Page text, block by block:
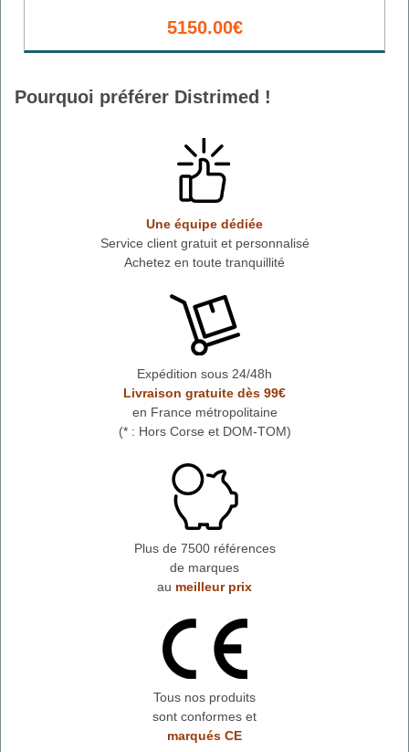
5150.00€
Pourquoi préférer Distrimed !
Une équipe dédiée
Service client gratuit et personnalisé
Achetez en toute tranquillité
Expédition sous 24/48h
Livraison gratuite dès 99€
en France métropolitaine
(* : Hors Corse et DOM-TOM)
Plus de 7500 références
de marques
au meilleur prix
Tous nos produits
sont conformes et
marqués CE